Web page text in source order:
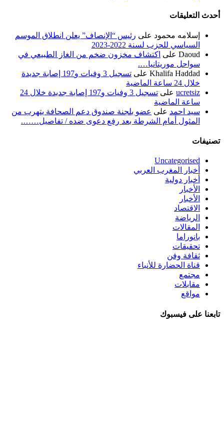
أحدث التعليقات
إسلامه محمود على رئيس “الإنصاف” يعلن انطلاق الموسم
السياسي للحزب لسنة 2022-2023
Daoud على اكتشاف مخزون ضخم من الغاز الطبيعي في
سواحل موريتانيا….
Khalifa Haddad على
تسجيل 3 وفيات و197 إصابة جديدة
خلال 24 ساعة الماضية
ucretsiz على
تسجيل 3 وفيات و197 إصابة جديدة خلال 24
ساعة الماضية
سيد احمد على عضو بلجنة صندوق دعم الصحافة يتهرب من
المثول أمام الشرطة بعد رفع دعوى ضده / تفاصيل…….
تصنيفات
Uncategorised
أخبار المغرب العربي
أخبار دولية
الأخبار
الأخبار
الاقتصاد
الرياضة
المقالات
بانوراما
تحقيقات
ثقافة وفن
قناة الحضارة للأنباء
مجتمع
مقابلات
مواقع
تابعنا على فيسبوك